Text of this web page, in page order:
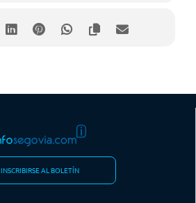
INSCRIBIRSE AL BOLETÍN